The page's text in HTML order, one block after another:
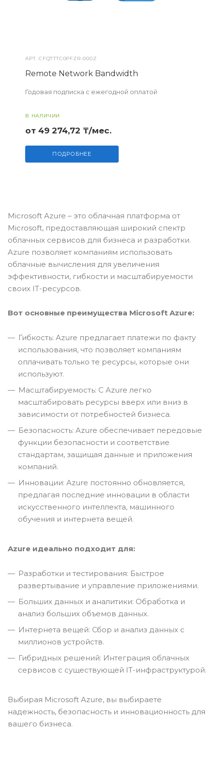
АРТ.CFQ7TTC0PFZR-000Z
Remote Network Bandwidth
Годовая подписка с ежегодной оплатой
В НАЛИЧИИ
от 49 274,72 ₸/мес.
ПОДРОБНЕЕ
Microsoft Azure – это облачная платформа от
Microsoft, предоставляющая широкий спектр
облачных сервисов для бизнеса и разработки.
Azure позволяет компаниям использовать
облачные вычисления для увеличения
эффективности, гибкости и масштабируемости
своих IT-ресурсов.
Вот основные преимущества Microsoft Azure:
Гибкость: Azure предлагает платежи по факту
использования, что позволяет компаниям
оплачивать только те ресурсы, которые они
используют.
Масштабируемость: С Azure легко
масштабировать ресурсы вверх или вниз в
зависимости от потребностей бизнеса.
Безопасность: Azure обеспечивает передовые
функции безопасности и соответствие
стандартам, защищая данные и приложения
компаний.
Инновации: Azure постоянно обновляется,
предлагая последние инновации в области
искусственного интеллекта, машинного
обучения и интернета вещей.
Azure идеально подходит для:
Разработки и тестирования: Быстрое
развертывание и управление приложениями.
Больших данных и аналитики: Обработка и
анализ больших объемов данных.
Интернета вещей: Сбор и анализ данных с
миллионов устройств.
Гибридных решений: Интеграция облачных
сервисов с существующей IT-инфраструктурой.
Выбирая Microsoft Azure, вы выбираете
надежность, безопасность и инновационность для
вашего бизнеса.